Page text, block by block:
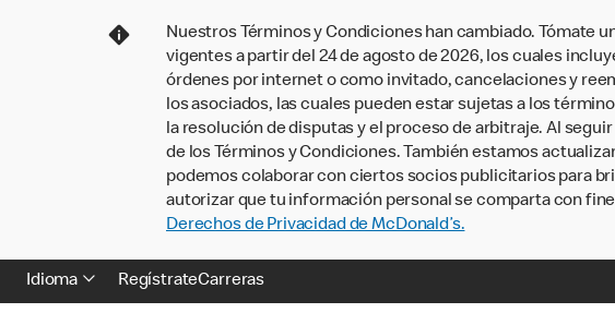
Nuestros Términos y Condiciones han cambiado. Tómate
vigentes a partir del 24 de agosto de 2026, los cuales
órdenes por internet o como invitado, cancelaciones y
los asociados, las cuales pueden estar sujetas a los
la resolución de disputas y el proceso de arbitraje. Al
de los Términos y Condiciones. También estamos
podemos colaborar con ciertos socios publicitarios para
autorizar que tu información personal se comparta con
Derechos de Privacidad de McDonald’s.
Idioma RegístrateCarreras